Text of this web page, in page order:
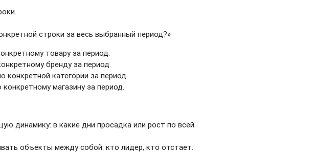
строки за весь выбранный период?»
товару за период.
бренду за период.
конкретной категории за период.
магазину за период.
динамику: в какие дни просадка или рост по всей
объекты между собой: кто лидер, кто отстает.